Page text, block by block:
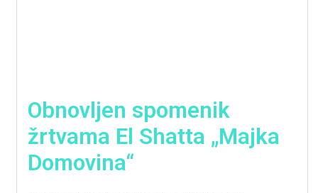
Obnovljen spomenik
žrtvama El Shatta „Majka
Domovina“